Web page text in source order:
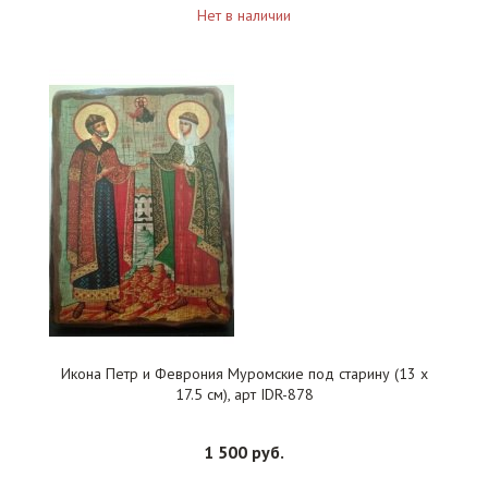
Нет в наличии
Икона Петр и Феврония Муромские под старину (13 х
17.5 см), арт IDR-878
1 500 руб.